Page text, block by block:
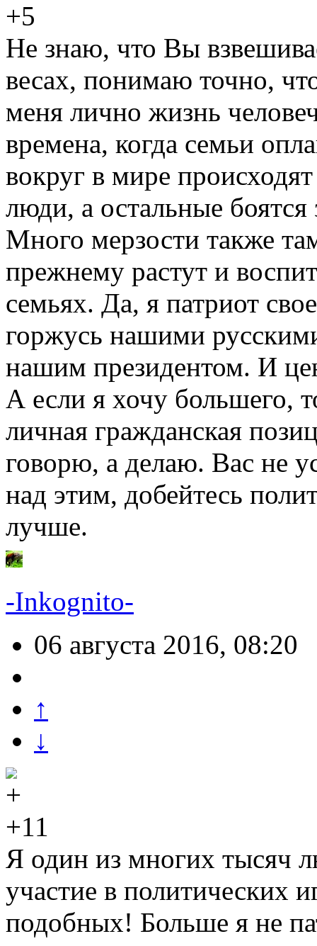
+5
Не знаю, что Вы
весах, понимаю точно,
меня лично жизнь
времена, когда семьи
вокруг в мире
люди, а остальные
Много мерзости также
прежнему растут и
семьях. Да, я патриот
горжусь нашими
нашим президентом. И
А если я хочу большего,
личная гражданская
говорю, а делаю. Вас не
над этим, добейтесь
лучше.
-Inkognito-
06 августа 2016, 08:20
↑
↓
+11
Я один из многих тысяч
участие в политических
подобных! Больше я не